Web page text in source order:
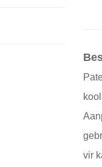
vir